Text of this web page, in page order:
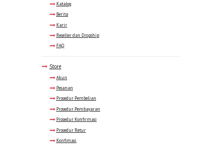
Katalog
Berita
Karir
Reseller dan Dropship
FAQ
Store
Akun
Pesanan
Prosedur Pembelian
Prosedur Pembayaran
Prosedur Konfirmasi
Prosedur Retur
Konfimasi